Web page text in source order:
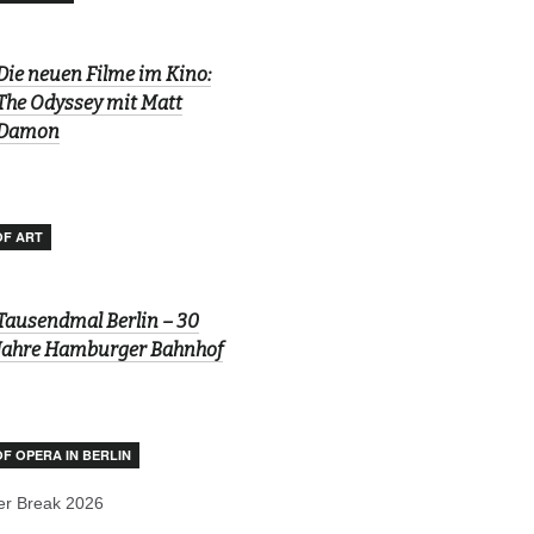
neuen Filme im Kino:
Odyssey mit Matt
ART
Berlin – 30
Hamburger Bahnhof
OPERA IN BERLIN
Break 2026